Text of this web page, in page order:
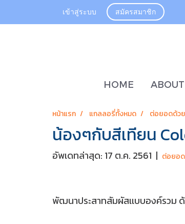
เข้าสู่ระบบ สมัครสมาชิก
HOME
หน้าแรก แกลลอรี่ทั้งหมด ต่อยอดด้วย
น้องๆกับสีเทียน
อัพเดทล่าสุด: 17 ต.ค. 2561 | ต่อยอด
พัฒนาประสาทสัมผัสเเบบองค์รวม ด้